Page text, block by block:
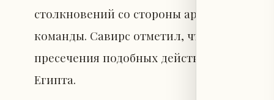
столкновений со стороны аргентинских
команды. Савирс отметил, что судейская
пресечения подобных действий и не
Египта.